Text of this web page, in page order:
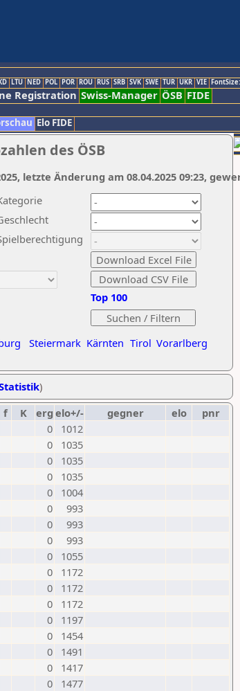
LTU NED POL POR ROU RUS SRB SVK SWE TUR UKR VIE
Registration Swiss-Manager ÖSB FIDE
Elo FIDE
des ÖSB
Steiermark Kärnten Tirol Vorarlberg
Top 100
letzte Änderung am 08.04.2025 09:23,
)
f K erg elo+/- gegner elo
pnr
0
1012
0
1035
0
1035
0
1035
0
1004
0
993
0
993
0
993
0
1055
0
1172
0
1172
0
1172
0
1197
0
1454
0
1491
0
1417
0
1477